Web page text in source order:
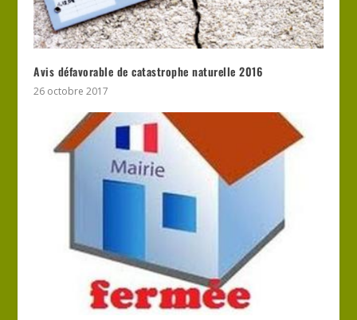
Avis défavorable de catastrophe naturelle 2016
26 octobre 2017